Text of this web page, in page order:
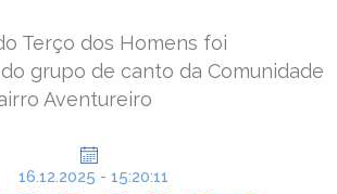
Terço dos Homens foi
grupo de canto da Comunidade
Aventureiro
16.12.2025 - 15:20:11